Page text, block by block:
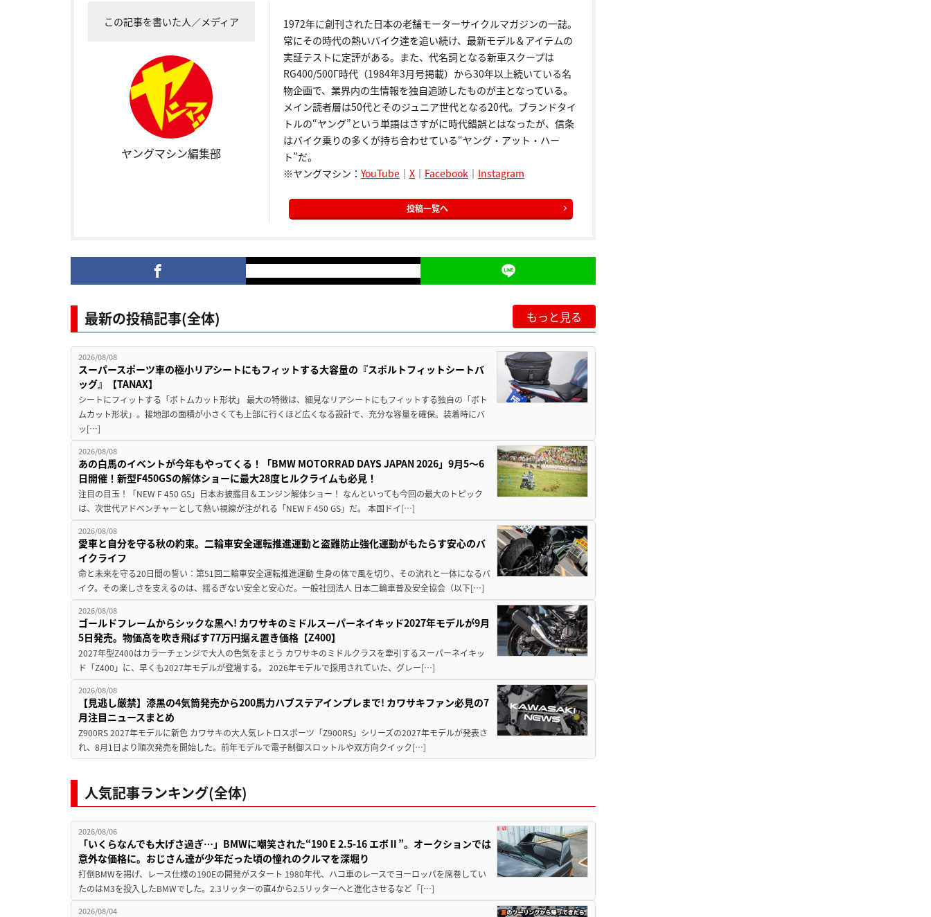
この記事を書いた人／メディア
ヤングマシン編集部
1972年に創刊された日本の老舗モーターサイクルマガジンの一誌。
常にその時代の熱いバイク達を追い続け、最新モデル＆アイテムの
実証テストに定評がある。また、代名詞となる新車スクープは
RG400/500Γ時代（1984年3月号掲載）から30年以上続いている名
物企画で、業界内の生情報を独自追跡したものが主となっている。
メイン読者層は50代とそのジュニア世代となる20代。ブランドタイ
トルの“ヤング”という単語はさすがに時代錯誤とはなったが、信条
はバイク乗りの多くが持ち合わせている“ヤング・アット・ハー
ト”だ。
※ヤングマシン： YouTube｜ X｜ Facebook ｜ Instagram
投稿一覧へ
最新の投稿記事(全体) もっと見る
2026/08/08
スーパースポーツ車の極小リアシートにもフィットする大容量の『スポルトフィットシートバ
ッグ』【TANAX】
シートにフィットする「ボトムカット形状」 最大の特徴は、細見なリアシートにもフィットする独自の「ボト
ムカット形状」。接地部の面積が小さくても上部に行くほど広くなる設計で、充分な容量を確保。装着時にバ
ッ[…]
2026/08/08
あの白馬のイベントが今年もやってくる！「BMW MOTORRAD DAYS JAPAN 2026」9月5〜6
日開催！新型F450GSの解体ショーに最大28度ヒルクライムも必見！
注目の目玉！「NEW F 450 GS」日本お披露目＆エンジン解体ショー！ なんといっても今回の最大のトピック
は、次世代アドベンチャーとして熱い視線が注がれる「NEW F 450 GS」だ。 本国ドイ[…]
2026/08/08
愛車と自分を守る秋の約束。二輪車安全運転推進運動と盗難防止強化運動がもたらす安心のバ
イクライフ
命と未来を守る20日間の誓い：第51回二輪車安全運転推進運動 生身の体で風を切り、その流れと一体になるバ
イク。その楽しさを支えるのは、揺るぎない安全と安心だ。一般社団法人 日本二輪車普及安全協会（以下[…]
2026/08/08
ゴールドフレームからシックな黒へ! カワサキのミドルスーパーネイキッド2027年モデルが9月
5日発売。物価高を吹き飛ばす77万円据え置き価格【Z400】
2027年型Z400はカラーチェンジで大人の色気をまとう カワサキのミドルクラスを牽引するスーパーネイキッ
ド「Z400」に、早くも2027年モデルが登場する。 2026年モデルで採用されていた、グレー[…]
2026/08/08
【見逃し厳禁】漆黒の4気筒発売から200馬力ハブステアインプレまで! カワサキファン必見の7
月注目ニュースまとめ
Z900RS 2027年モデルに新色 カワサキの大人気レトロスポーツ「Z900RS」シリーズの2027年モデルが発表さ
れ、8月1日より順次発売を開始した。前年モデルで電子制御スロットルや双方向クイック[…]
人気記事ランキング(全体)
2026/08/06
「いくらなんでも大げさ過ぎ…」BMWに嘲笑された“190 E 2.5-16 エボⅡ”。オークションでは
意外な価格に。おじさん達が少年だった頃の憧れのクルマを深堀り
打倒BMWを掲げ、レース仕様の190Eの開発がスタート 1980年代、ハコ車のレースでヨーロッパを席巻してい
たのはM3を投入したBMWでした。2.3リッターの直4から2.5リッターへと進化させるなど「[…]
2026/08/04